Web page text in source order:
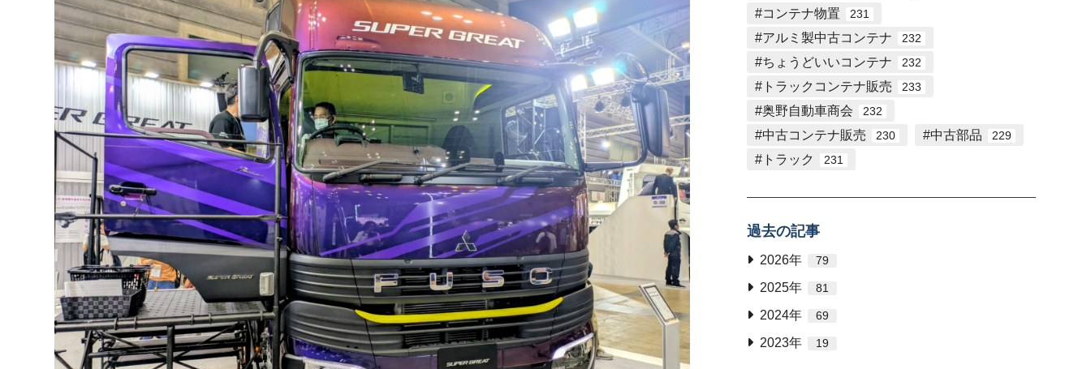
コンテナ物置 231
アルミ製中古コンテナ 232
ちょうどいいコンテナ 232
トラックコンテナ販売 233
奥野自動車商会 232
中古コンテナ販売 230 中古部品 229
トラック 231
過去の記事
2026年 79
2025年 81
2024年 69
2023年 19